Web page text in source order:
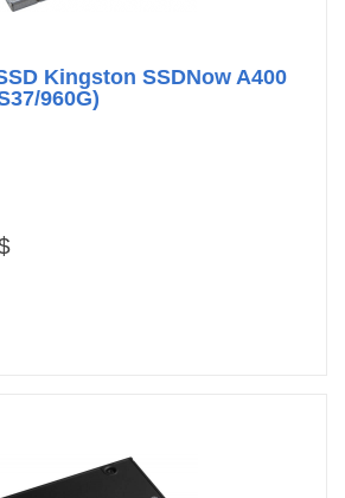
Kingston SSDNow A400
960G)